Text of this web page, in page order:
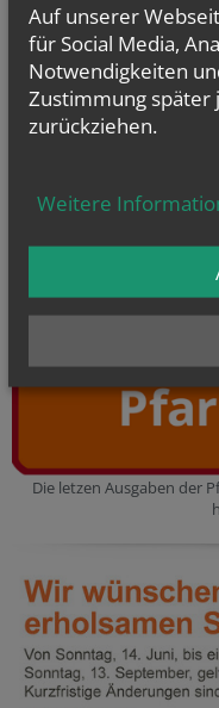
Neu!Informieren Sie sich
laufenden Monat.
Den aktuellen
Die letzen Ausgaben der
Auf unserer
für Social Media,
Notwendigkeiten
Zustimmung
zurückziehen.
Weitere